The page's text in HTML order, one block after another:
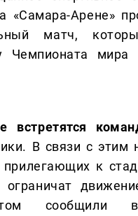
«Самара-Арене»
матч,
Чемпионата
встретятся
В связи с этим
прилегающих к
ограничат
сообщили в